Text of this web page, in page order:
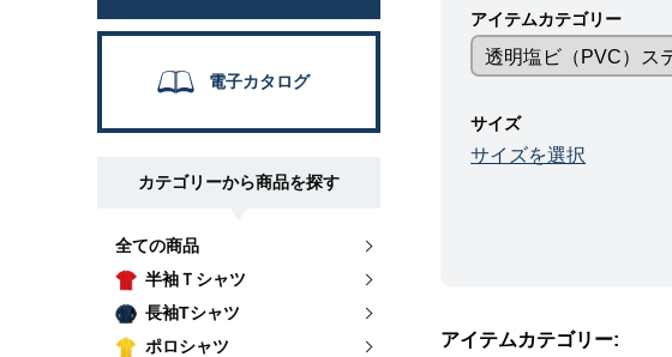
電子カタログ
カテゴリーから商品を探す
全ての商品
半袖Ｔシャツ
長袖Tシャツ
ポロシャツ
アイテムカテゴリー
サイズ
サイズを選択
アイテムカテゴリー: